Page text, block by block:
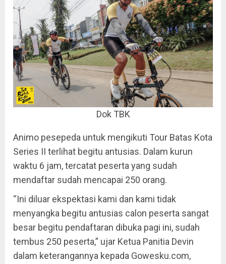
Dok TBK
Animo pesepeda untuk mengikuti Tour Batas Kota
Series II terlihat begitu antusias. Dalam kurun
waktu 6 jam, tercatat peserta yang sudah
mendaftar sudah mencapai 250 orang.
“Ini diluar ekspektasi kami dan kami tidak
menyangka begitu antusias calon peserta sangat
besar begitu pendaftaran dibuka pagi ini, sudah
tembus 250 peserta,” ujar Ketua Panitia Devin
dalam keterangannya kepada Gowesku.com,